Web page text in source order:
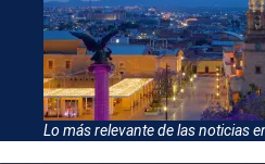
Lo más relevante de las noticias